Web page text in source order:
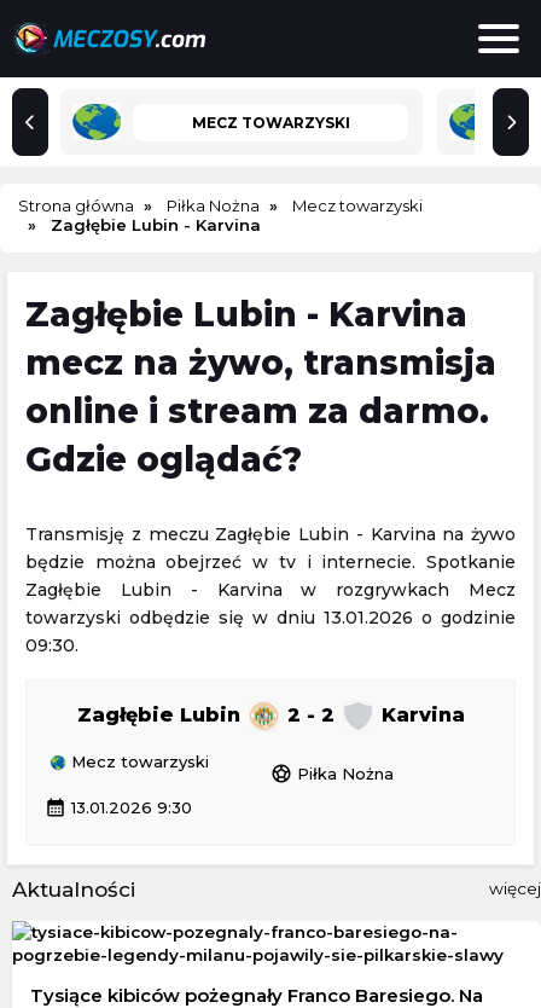
MECZ TOWARZYSKI
Strona główna Piłka Nożna
Mecz towarzyski
Zagłębie Lubin - Karvina
Zagłębie Lubin - Karvina
mecz na żywo, transmisja
online i stream za darmo.
Gdzie oglądać?
Transmisję z meczu Zagłębie Lubin - Karvina na żywo
będzie można obejrzeć w tv i internecie. Spotkanie
Zagłębie Lubin - Karvina w rozgrywkach Mecz
towarzyski odbędzie się w dniu 13.01.2026 o godzinie
09:30.
Zagłębie Lubin 2 - 2 Karvina
Mecz towarzyski
sports_soccer Piłka Nożna
calendar_month 13.01.2026 9:30
Aktualności więcej
Tysiące kibiców pożegnały Franco Baresiego. Na